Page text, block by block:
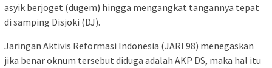
asyik berjoget (dugem) hingga mengangkat tangannya tepat
di samping Disjoki (DJ).
Jaringan Aktivis Reformasi Indonesia (JARI 98) menegaskan
jika benar oknum tersebut diduga adalah AKP DS, maka hal itu